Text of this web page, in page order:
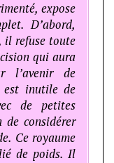
expose
D’abord,
il refuse toute
qui aura
l’avenir de
est inutile de
de petites
de considérer
Ce royaume
de poids. Il